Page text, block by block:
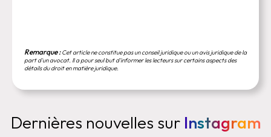
Remarque :Cet article ne constitue pas un conseil juridique ou un avis juridique de la
part d'un avocat. Il a pour seul but d'informer les lecteurs sur certains aspects des
détails du droit en matière juridique.
Dernières nouvelles sur Instagram